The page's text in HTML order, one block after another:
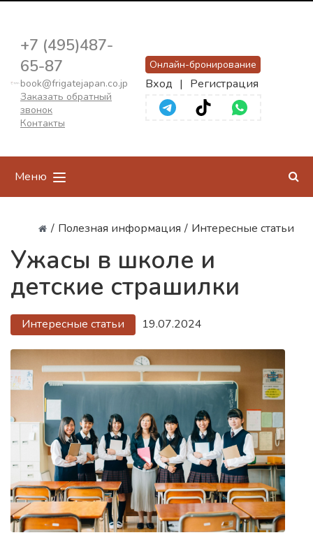
+7 (495)487-
65-87
book@frigatejapan.co.jp
Заказать обратный
звонок
Контакты
Онлайн-бронирование
Вход | Регистрация
Меню
/ Полезная информация / Интересные статьи
Ужасы в школе и
детские страшилки
Интересные статьи 19.07.2024